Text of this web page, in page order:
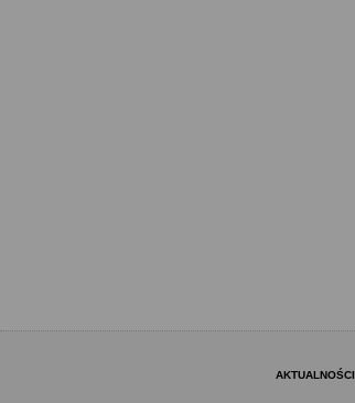
AKTUALNOŚCI